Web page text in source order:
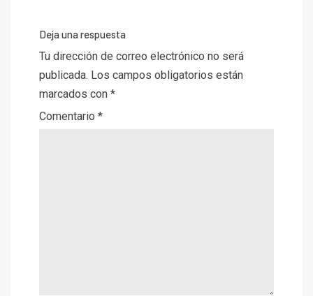
Deja una respuesta
Tu dirección de correo electrónico no será
publicada. Los campos obligatorios están
marcados con *
Comentario *